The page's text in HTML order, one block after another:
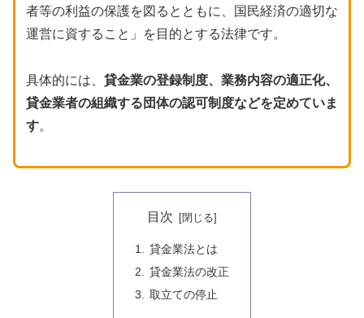
者等の利益の保護を図るとともに、国民経済の適切な
運営に資すること」を目的とする法律です。
具体的には、 貸金業の登録制度、業務内容の適正化、
貸金業者の組織する団体の認可制度などを定めていま
す。
目次
貸金業法とは
貸金業法の改正
取立ての停止